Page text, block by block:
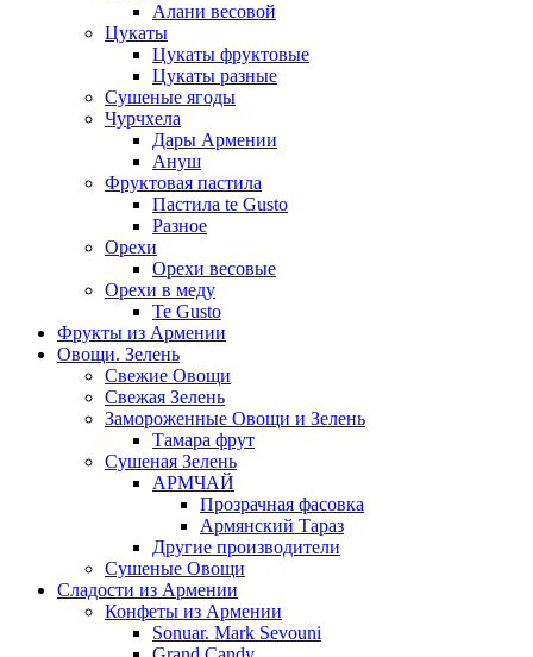
Алани весовой
Цукаты
Цукаты фруктовые
Цукаты разные
Сушеные ягоды
Чурчхела
Дары Армении
Ануш
Фруктовая пастила
Пастила te Gusto
Разное
Орехи
Орехи весовые
Орехи в меду
Te Gusto
Фрукты из Армении
Овощи. Зелень
Свежие Овощи
Свежая Зелень
Замороженные Овощи и Зелень
Тамара фрут
Сушеная Зелень
АРМЧАЙ
Прозрачная фасовка
Армянский Тараз
Другие производители
Сушеные Овощи
Сладости из Армении
Конфеты из Армении
Sonuar. Mark Sevouni